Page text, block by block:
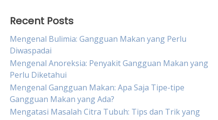
Recent Posts
Mengenal Bulimia: Gangguan Makan yang Perlu
Diwaspadai
Mengenal Anoreksia: Penyakit Gangguan Makan yang
Perlu Diketahui
Mengenal Gangguan Makan: Apa Saja Tipe-tipe
Gangguan Makan yang Ada?
Mengatasi Masalah Citra Tubuh: Tips dan Trik yang